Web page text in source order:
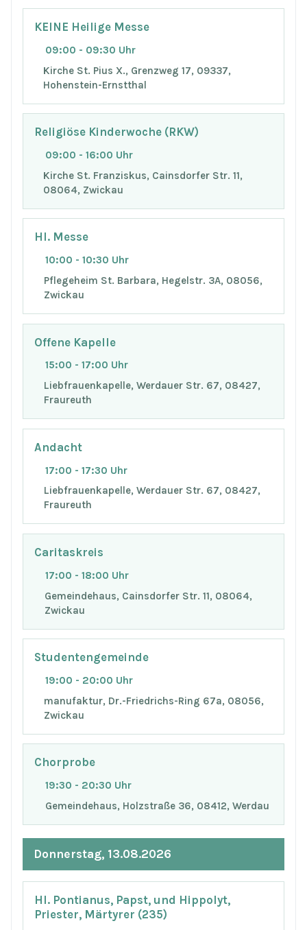
KEINE Heilige Messe
09:00 - 09:30 Uhr
Kirche St. Pius X., Grenzweg 17, 09337,
Hohenstein-Ernstthal
Religiöse Kinderwoche (RKW)
09:00 - 16:00 Uhr
Kirche St. Franziskus, Cainsdorfer Str. 11,
08064, Zwickau
Hl. Messe
10:00 - 10:30 Uhr
Pflegeheim St. Barbara, Hegelstr. 3A, 08056,
Zwickau
Offene Kapelle
15:00 - 17:00 Uhr
Liebfrauenkapelle, Werdauer Str. 67, 08427,
Fraureuth
Andacht
17:00 - 17:30 Uhr
Liebfrauenkapelle, Werdauer Str. 67, 08427,
Fraureuth
Caritaskreis
17:00 - 18:00 Uhr
Gemeindehaus, Cainsdorfer Str. 11, 08064,
Zwickau
Studentengemeinde
19:00 - 20:00 Uhr
manufaktur, Dr.-Friedrichs-Ring 67a, 08056,
Zwickau
Chorprobe
19:30 - 20:30 Uhr
Gemeindehaus, Holzstraße 36, 08412, Werdau
Donnerstag, 13.08.2026
Hl. Pontianus, Papst, und Hippolyt,
Priester, Märtyrer (235)